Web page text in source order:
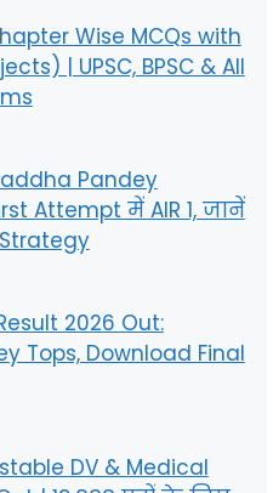
Wise MCQs with
| UPSC, BPSC & All
Pandey
Attempt में AIR 1, जानें
2026 Out:
Tops, Download Final
DV & Medical